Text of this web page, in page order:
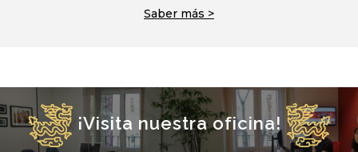
Saber más >
¡Visita nuestra oficina!